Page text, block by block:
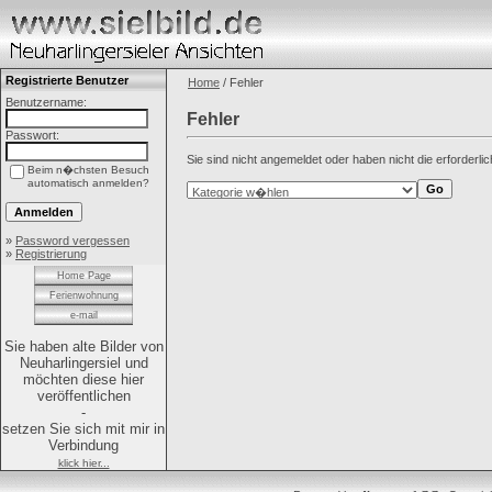
Registrierte Benutzer
Benutzername:
Passwort:
Beim n�chsten Besuch
automatisch anmelden?
» Password vergessen
» Registrierung
Home Page
Ferienwohnung
e-mail
Sie haben alte Bilder von
Neuharlingersiel und
möchten diese hier
veröffentlichen
-
setzen Sie sich mit mir in
Verbindung
klick hier...
Home / Fehler
Fehler
Sie sind nicht angemeldet oder haben nicht die